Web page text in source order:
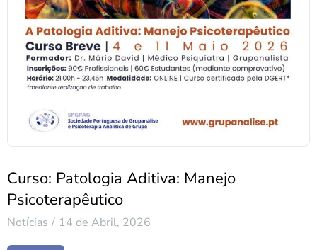
Curso: Patologia Aditiva: Manejo
Psicoterapêutico
Notícias 14 de Abril, 2026